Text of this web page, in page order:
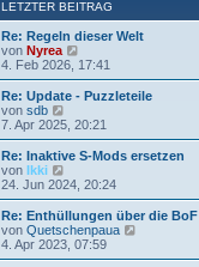
e
t
r
a
s
t
e
B
t
a
LETZTER BEITRAG
Re: Regeln dieser Welt
von Nyrea
e
u
e
t
r
B
e
r
a
g
4. Feb 2026, 17:41
Re: Update - Puzzleteile
von sdb
e
u
e
t
r
B
e
i
7. Apr 2025, 20:21
Re: Inaktive S-Mods ersetzen
von Ikki
e
u
e
s
t
e
24. Jun 2024, 20:24
Re: Enthüllungen über die BoF
von Quetschenpaua
u
4. Apr 2023, 07:59